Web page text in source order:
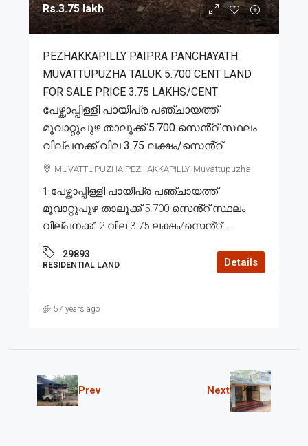
Rs.3.75 lakh
PEZHAKKAPILLY PAIPRA PANCHAYATH
MUVATTUPUZHA TALUK 5.700 CENT LAND
FOR SALE PRICE 3.75 LAKHS/CENT
പേഴ്ക്കാപ്പിള്ളി പായിപ്ര പഞ്ചായത്ത്
മൂവാറ്റുപുഴ താലൂക്ക് 5.700 സെൻ്റ് സ്ഥലം
വില്പനക്ക് വില 3.75 ലക്ഷം/സെൻ്റ്
MUVATTUPUZHA,PEZHAKKAPILLY, Muvattupuzha
1.പേഴ്ക്കാപ്പിള്ളി പായിപ്ര പഞ്ചായത്ത്
മൂവാറ്റുപുഴ താലൂക്ക് 5.700 സെൻ്റ് സ്ഥലം
വില്പനക്ക്. 2.വില 3.75 ലക്ഷം/സെൻ്റ്....
29893
RESIDENTIAL LAND Details
57 years ago
Prev Next